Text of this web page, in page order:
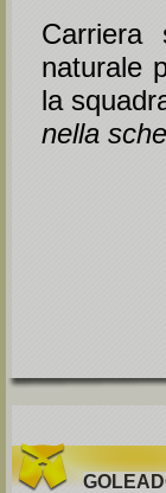
naturale
la
nella